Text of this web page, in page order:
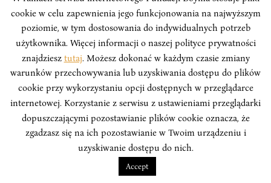
Boym Institute. All right reserved.Polityka Prywatności Serwisu
Polityka Prywatności Fundacji
designBeata Świerczyńska , developmentAlan Głodek
cookie w celu zapewnienia jego funkcjonowania na najwyższym
poziomie, w tym dostosowania do indywidualnych potrzeb
użytkownika. Więcej informacji o naszej polityce prywatności
znajdziesz tutaj. Możesz dokonać w każdym czasie zmiany
warunków przechowywania lub uzyskiwania dostępu do plików
cookie przy wykorzystaniu opcji dostępnych w przeglądarce
internetowej. Korzystanie z serwisu z ustawieniami przeglądarki
dopuszczającymi pozostawianie plików cookie oznacza, że
zgadzasz się na ich pozostawianie w Twoim urządzeniu i
uzyskiwanie dostępu do nich.
Accept